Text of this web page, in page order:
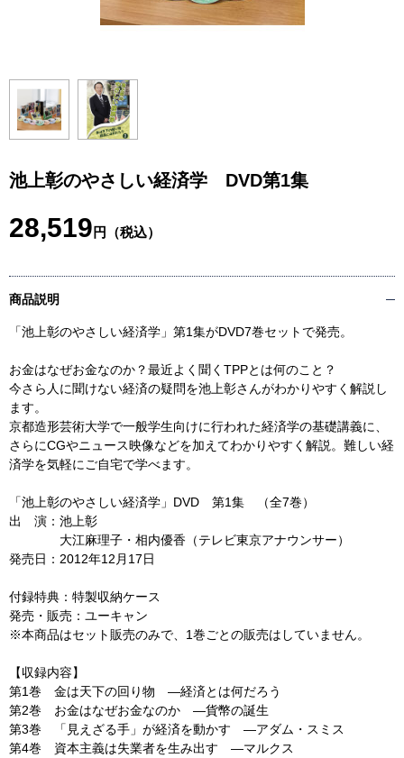
池上彰のやさしい経済学 DVD第1集
28,519 円（税込）
商品説明
「池上彰のやさしい経済学」第1集がDVD7巻セットで発売。
お金はなぜお金なのか？最近よく聞くTPPとは何のこと？
今さら人に聞けない経済の疑問を池上彰さんがわかりやすく解説し
ます。
京都造形芸術大学で一般学生向けに行われた経済学の基礎講義に、
さらにCGやニュース映像などを加えてわかりやすく解説。難しい経
済学を気軽にご自宅で学べます。
「池上彰のやさしい経済学」DVD 第1集 （全7巻）
出 演：池上彰
大江麻理子・相内優香（テレビ東京アナウンサー）
発売日：2012年12月17日
付録特典：特製収納ケース
発売・販売：ユーキャン
※本商品はセット販売のみで、1巻ごとの販売はしていません。
【収録内容】
第1巻 金は天下の回り物 ―経済とは何だろう
第2巻 お金はなぜお金なのか ―貨幣の誕生
第3巻 「見えざる手」が経済を動かす ―アダム・スミス
第4巻 資本主義は失業者を生み出す ―マルクス